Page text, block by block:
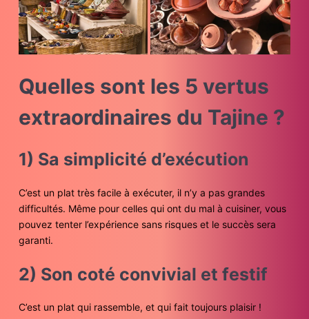
Quelles sont les 5 vertus
extraordinaires du Tajine ?
1) Sa simplicité d’exécution
C’est un plat très facile à exécuter, il n’y a pas grandes
difficultés. Même pour celles qui ont du mal à cuisiner, vous
pouvez tenter l’expérience sans risques et le succès sera
garanti.
2) Son coté convivial et festif
C’est un plat qui rassemble, et qui fait toujours plaisir !